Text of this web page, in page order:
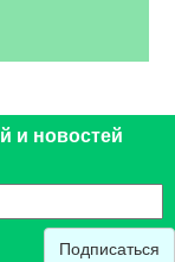
и новостей
Подписаться